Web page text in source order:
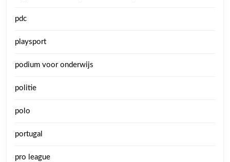
pdc
playsport
podium voor onderwijs
politie
polo
portugal
pro league